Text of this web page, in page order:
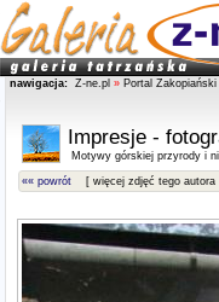
nawigacja: Z-ne.pl » Portal Zakopiański
Impresje -
Motywy górskiej przyrody i
«« powrót [ więcej zdjęć tego autora